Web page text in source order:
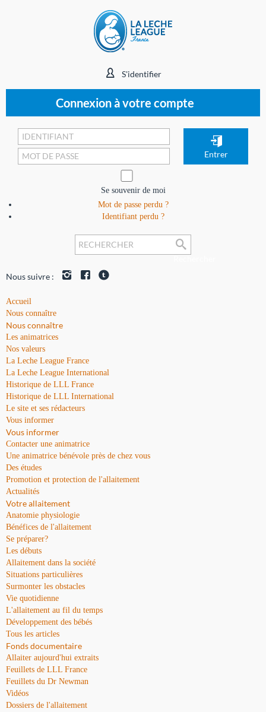
S'identifier
Connexion à votre compte
Se souvenir de moi
Mot de passe perdu ?
Identifiant perdu ?
Nous suivre :
Accueil
Nous connaître
Nous connaître
Les animatrices
Nos valeurs
La Leche League France
La Leche League International
Historique de LLL France
Historique de LLL International
Le site et ses rédacteurs
Vous informer
Vous informer
Contacter une animatrice
Une animatrice bénévole près de chez vous
Des études
Promotion et protection de l'allaitement
Actualités
Votre allaitement
Anatomie physiologie
Bénéfices de l'allaitement
Se préparer?
Les débuts
Allaitement dans la société
Situations particulières
Surmonter les obstacles
Vie quotidienne
L'allaitement au fil du temps
Développement des bébés
Tous les articles
Fonds documentaire
Allaiter aujourd'hui extraits
Feuillets de LLL France
Feuillets du Dr Newman
Vidéos
Dossiers de l'allaitement